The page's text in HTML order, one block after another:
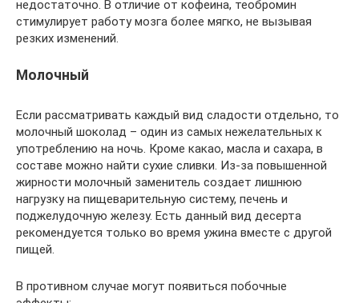
недостаточно. В отличие от кофеина, теобромин
стимулирует работу мозга более мягко, не вызывая
резких изменений.
Молочный
Если рассматривать каждый вид сладости отдельно, то
молочный шоколад – один из самых нежелательных к
употреблению на ночь. Кроме какао, масла и сахара, в
составе можно найти сухие сливки. Из-за повышенной
жирности молочный заменитель создает лишнюю
нагрузку на пищеварительную систему, печень и
поджелудочную железу. Есть данный вид десерта
рекомендуется только во время ужина вместе с другой
пищей.
В противном случае могут появиться побочные